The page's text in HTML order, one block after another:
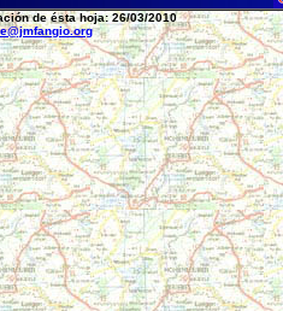
de ésta hoja: 26/03/2010